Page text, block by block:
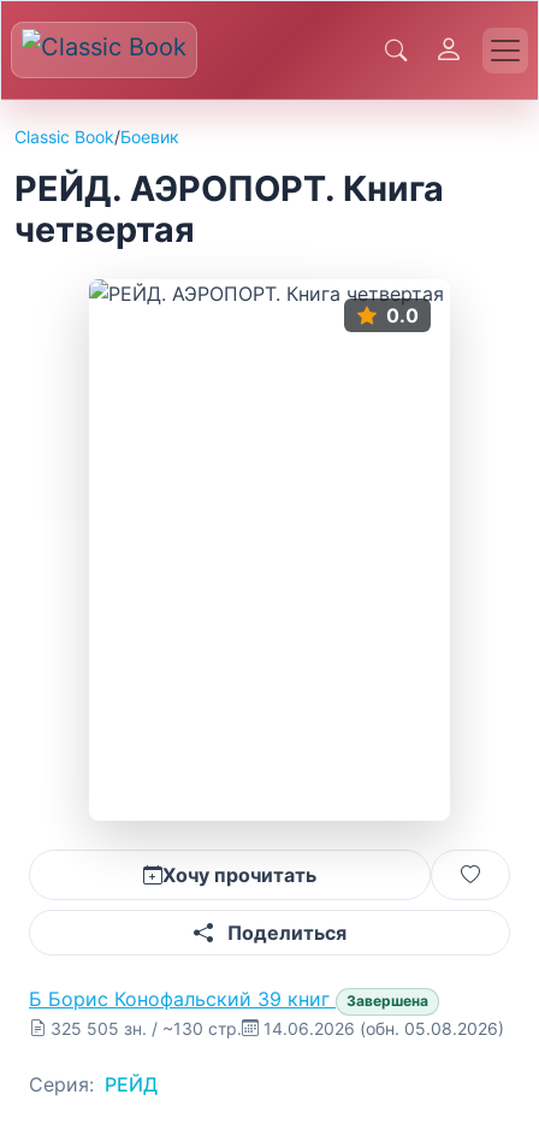
Classic Book/Боевик
РЕЙД. АЭРОПОРТ. Книга
четвертая
0.0
Хочу прочитать
Поделиться
Б Борис Конофальский 39 книг Завершена
325 505 зн. / ~130 стр. 14.06.2026 (обн. 05.08.2026)
Серия: РЕЙД